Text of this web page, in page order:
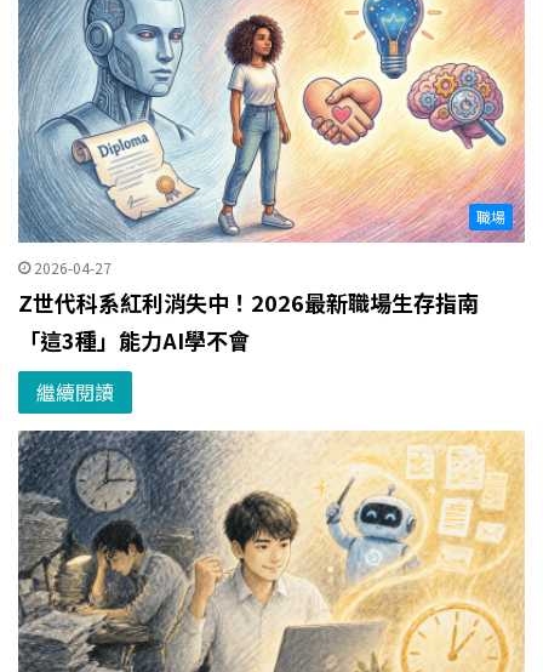
職場
2026-04-27
Z世代科系紅利消失中！2026最新職場生存指南
「這3種」能力AI學不會
繼續閱讀